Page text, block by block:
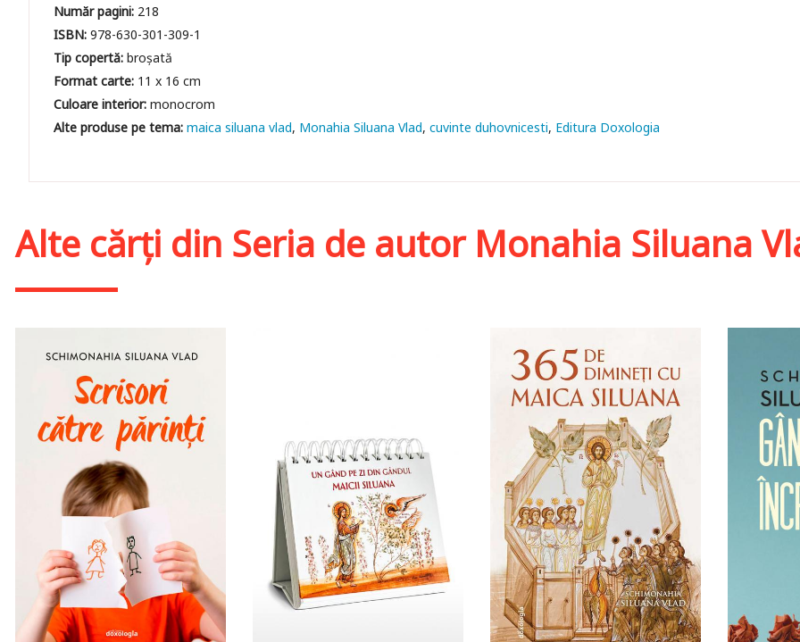
Număr pagini: 218
ISBN:978-630-301-309-1
Tip copertă:broșată
Format carte: 11 x 16 cm
Culoare interior:monocrom
maica siluana vlad Monahia Siluana Vlad cuvinte duhovnicesti Editura Doxologia
Alte cărți din Seria de autor Monahia Siluana